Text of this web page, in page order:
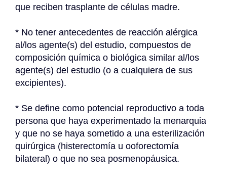
que reciben trasplante de células madre.
* No tener antecedentes de reacción alérgica
al/los agente(s) del estudio, compuestos de
composición química o biológica similar al/los
agente(s) del estudio (o a cualquiera de sus
excipientes).
* Se define como potencial reproductivo a toda
persona que haya experimentado la menarquia
y que no se haya sometido a una esterilización
quirúrgica (histerectomía u ooforectomía
bilateral) o que no sea posmenopáusica.